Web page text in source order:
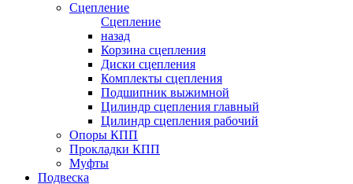
Сцепление
Сцепление
назад
Корзина сцепления
Диски сцепления
Комплекты сцепления
Подшипник выжимной
Цилиндр сцепления главный
Цилиндр сцепления рабочий
Опоры КПП
Прокладки КПП
Муфты
Подвеска